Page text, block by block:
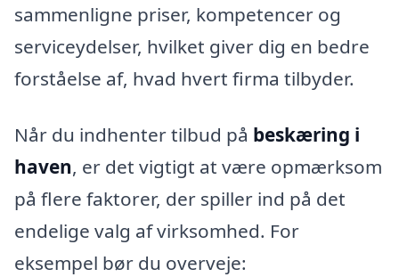
sammenligne priser, kompetencer og
serviceydelser, hvilket giver dig en bedre
forståelse af, hvad hvert firma tilbyder.
Når du indhenter tilbud på beskæring i
haven, er det vigtigt at være opmærksom
på flere faktorer, der spiller ind på det
endelige valg af virksomhed. For
eksempel bør du overveje: